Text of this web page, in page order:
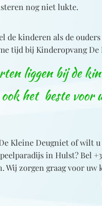
nog niet lukte.
de kinderen als de
tijd bij Kinderopvang
liggen bij de
het beste voor
Kleine Deugniet of wilt
in Hulst? Bel
zorgen graag voor uw